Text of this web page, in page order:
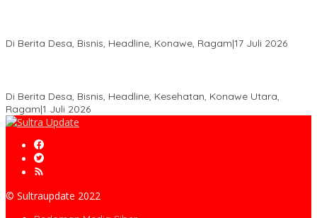
Di Berita Desa, Bisnis, Headline, Konawe, Ragam|17 Juli 2026
Di Berita Desa, Bisnis, Headline, Kesehatan, Konawe Utara,
Ragam|1 Juli 2026
© Sultraupdate 2022